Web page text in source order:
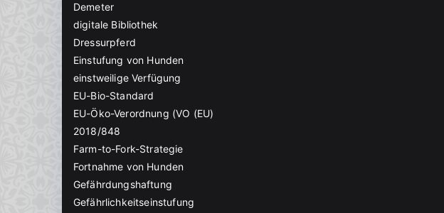
Demeter
digitale Bibliothek
Dressurpferd
Einstufung von Hunden
einstweilige Verfügung
EU-Bio-Standard
EU-Öko-Verordnung (VO (EU)
2018/848
Farm-to-Fork-Strategie
Fortnahme von Hunden
Gefährdungshaftung
Gefährlichkeitseinstufung